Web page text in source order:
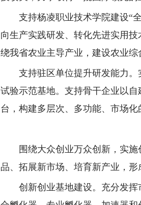
支持杨凌职业技术学院建设“
向生产实践研发、转化先进实用
绕我省农业主导产业，建设农业综
支持驻区单位提升研发能力
试验示范基地。支持骨干企业以
台，构建多层次、多功能、市场化
围绕大众创业万众创新，实
品、拓展新市场、培育新产业，形
创新创业基地建设。充分发